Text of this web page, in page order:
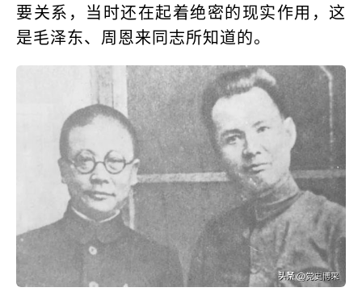
要关系，当时还在起着绝密的现实作用，这
是毛泽东、周恩来同志所知道的。